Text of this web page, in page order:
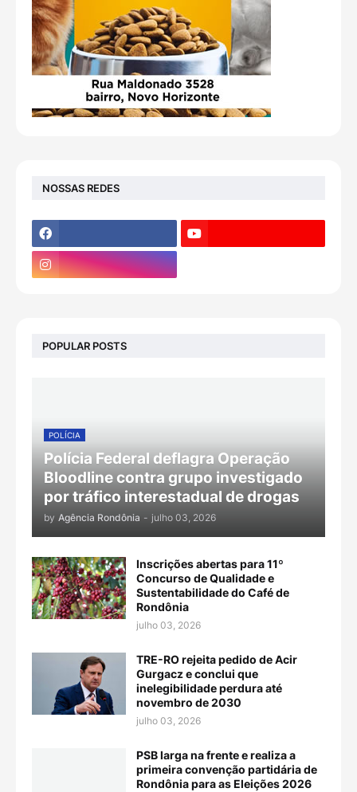
NOSSAS REDES
POPULAR POSTS
POLÍCIA
Polícia Federal deflagra Operação
Bloodline contra grupo investigado
por tráfico interestadual de drogas
by Agência Rondônia - julho 03, 2026
Inscrições abertas para 11º
Concurso de Qualidade e
Sustentabilidade do Café de
Rondônia
julho 03, 2026
TRE-RO rejeita pedido de Acir
Gurgacz e conclui que
inelegibilidade perdura até
novembro de 2030
julho 03, 2026
PSB larga na frente e realiza a
primeira convenção partidária de
Rondônia para as Eleições 2026